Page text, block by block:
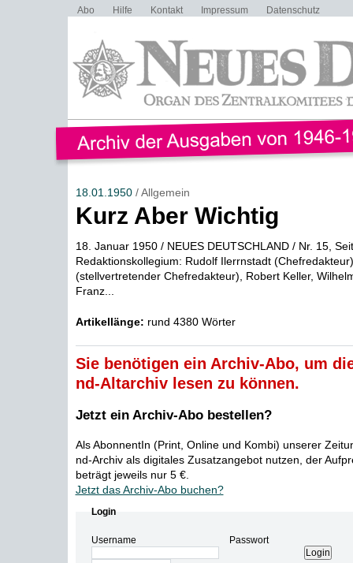
Abo Hilfe Kontakt Impressum Datenschutz
18.01.1950/ Allgemein
Kurz Aber Wichtig
18. Januar 1950 / NEUES DEUTSCHLAND / Nr. 15,
Redaktionskollegium: Rudolf Ilerrnstadt
(stellvertretender Chefredakteur), Robert Keller,
Franz...
Artikellänge: rund 4380 Wörter
Sie benötigen ein Archiv-Abo, um
nd-Altarchiv lesen zu können.
Jetzt ein Archiv-Abo bestellen?
Als AbonnentIn (Print, Online und Kombi) unserer
nd-Archiv als digitales Zusatzangebot nutzen, der
beträgt jeweils nur 5 €.
Jetzt das Archiv-Abo buchen?
Login
Username Passwort